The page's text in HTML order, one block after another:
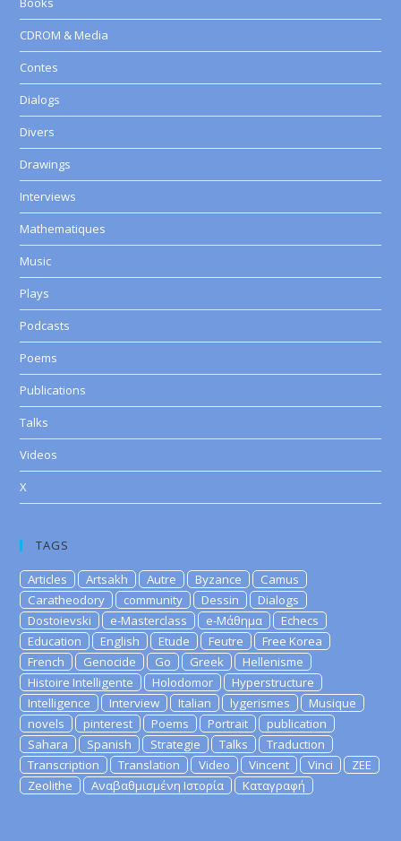
CDROM & Media
Contes
Dialogs
Divers
Drawings
Interviews
Mathematiques
Music
Plays
Podcasts
Poems
Publications
Talks
Videos
X
TAGS
Articles Artsakh Autre Byzance
Camus
Caratheodory
community Dessin
Dialogs
Dostoievski
e-Masterclass e-Μάθημα
Echecs
Education
English Etude Feutre
Free Korea
French
Genocide Go Greek
Hellenisme
Histoire Intelligente
Holodomor
Hyperstructure
Intelligence
Interview Italian lygerismes
Musique
novels
pinterest Poems Portrait
publication
Sahara
Spanish Strategie Talks
Traduction
Transcription
Translation Video Vincent Vinci
ZEE
Zeolithe
Αναβαθμισμένη Ιστορία Καταγραφή